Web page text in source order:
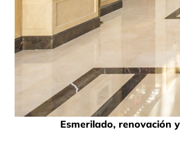
Esmerilado, renovación